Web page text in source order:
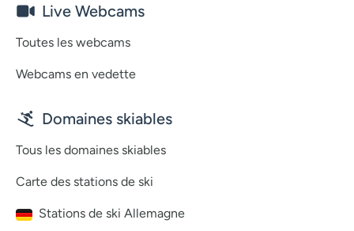
Live Webcams
Toutes les webcams
Webcams en vedette
Domaines skiables
Tous les domaines skiables
Carte des stations de ski
Stations de ski Allemagne